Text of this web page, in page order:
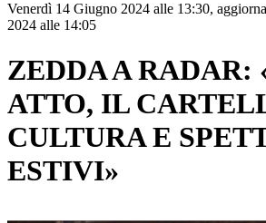
Venerdì 14 Giugno 2024 alle 13:30,
2024 alle 14:05
ZEDDA A RADAR:
ATTO, IL
CULTURA E
ESTIVI»